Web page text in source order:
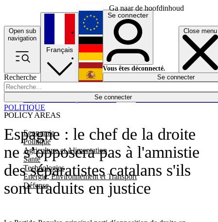
Ga naar de hoofdinhoud
Open sub
navigation
Close menu
Recherche
Se connecter
POLICY AREAS
Economie
Politique
Agriculture et Alimentation
Santé
Technologies
Energie, Environnement et Transport
Défense
Économie
Français
English
Deutsch
Español
Se connecter
Vous êtes déconnecté.
Se connecter
Espagne : le chef de la droite
ne s’opposera pas à l'amnistie
des séparatistes catalans s'ils
sont traduits en justice
POLITIQUE